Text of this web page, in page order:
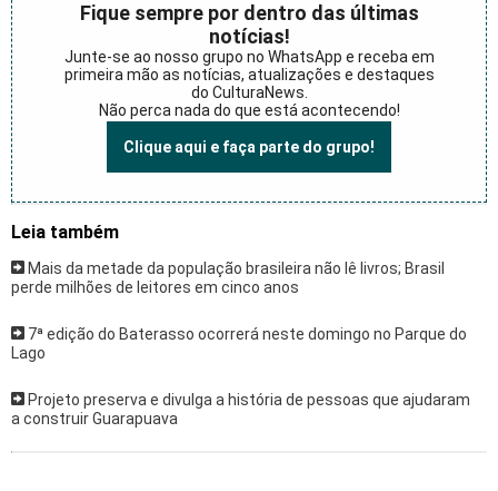
Fique sempre por dentro das últimas
notícias!
Junte-se ao nosso grupo no WhatsApp e receba em
primeira mão as notícias, atualizações e destaques
do CulturaNews.
Não perca nada do que está acontecendo!
Clique aqui e faça parte do grupo!
Leia também
Mais da metade da população brasileira não lê livros; Brasil
perde milhões de leitores em cinco anos
7ª edição do Baterasso ocorrerá neste domingo no Parque do
Lago
Projeto preserva e divulga a história de pessoas que ajudaram
a construir Guarapuava